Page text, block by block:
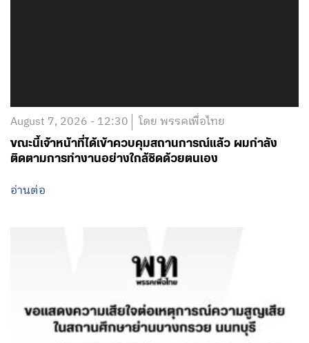
August 7, 2026 - 12:30 โดย พรรคเพื่อไทย
ขณะนี้เจ้าหน้าที่ได้เข้าควบคุมสถานการณ์แล้ว ผมกำลัง
ติดตามการทำงานอย่างใกล้ชิดด้วยตนเอง
อ่านต่อ